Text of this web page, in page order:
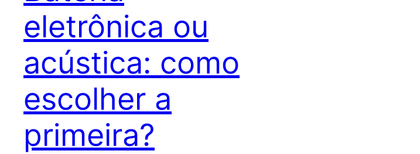
eletrônica ou
acústica: como
escolher a
primeira?